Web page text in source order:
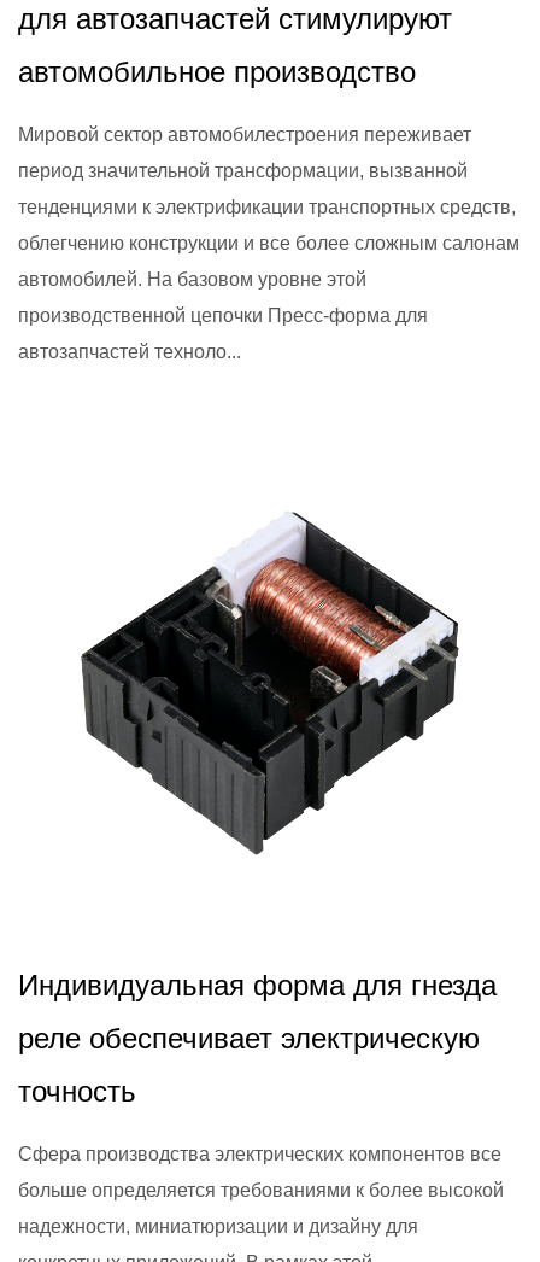
для автозапчастей стимулируют
автомобильное производство
Мировой сектор автомобилестроения переживает
период значительной трансформации, вызванной
тенденциями к электрификации транспортных средств,
облегчению конструкции и все более сложным салонам
автомобилей. На базовом уровне этой
производственной цепочки Пресс-форма для
автозапчастей техноло...
Индивидуальная форма для гнезда
реле обеспечивает электрическую
точность
Сфера производства электрических компонентов все
больше определяется требованиями к более высокой
надежности, миниатюризации и дизайну для